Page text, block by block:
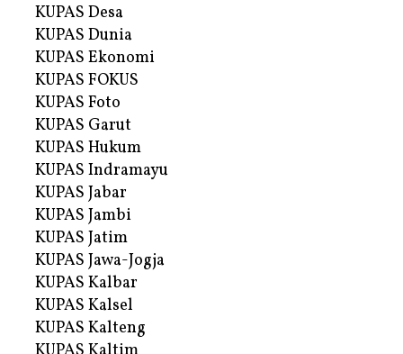
KUPAS Desa
KUPAS Dunia
KUPAS Ekonomi
KUPAS FOKUS
KUPAS Foto
KUPAS Garut
KUPAS Hukum
KUPAS Indramayu
KUPAS Jabar
KUPAS Jambi
KUPAS Jatim
KUPAS Jawa-Jogja
KUPAS Kalbar
KUPAS Kalsel
KUPAS Kalteng